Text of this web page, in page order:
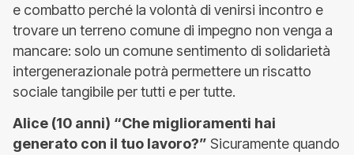
e combatto perché la volontà di venirsi incontro e
trovare un terreno comune di impegno non venga a
mancare: solo un comune sentimento di solidarietà
intergenerazionale potrà permettere un riscatto
sociale tangibile per tutti e per tutte.
Alice (10 anni) “Che miglioramenti hai
generato con il tuo lavoro?” Sicuramente quando